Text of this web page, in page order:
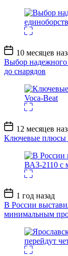
Дата
записи
10 месяцев
Выбор надежного
до снарядов
Дата
записи
12 месяцев
Ключевые плюсы
Дата
записи
1 год назад
В России
минимальным